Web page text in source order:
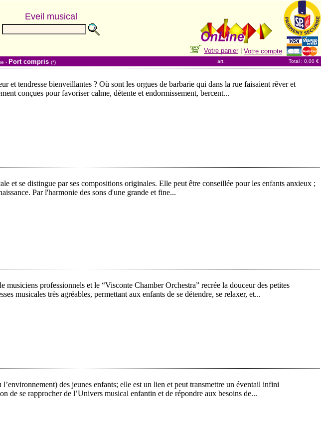
Eveil musical
Votre panier|
Votre compte
- Port compris (*) art. Total : 0,00 €
et tendresse bienveillantes ? Où sont les orgues de barbarie qui dans la rue faisaient rêver et
conçues pour favoriser calme, détente et endormissement, bercent...
et se distingue par ses compositions originales. Elle peut être conseillée pour les enfants anxieux ;
Par l'harmonie des sons d'une grande et fine...
musiciens professionnels et le “Visconte Chamber Orchestra” recrée la douceur des petites
musicales très agréables, permettant aux enfants de se détendre, se relaxer, et...
des jeunes enfants; elle est un lien et peut transmettre un éventail infini
de se rapprocher de l’Univers musical enfantin et de répondre aux besoins de...